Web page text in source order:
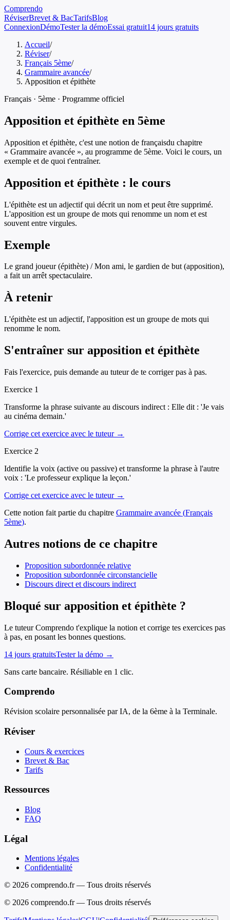
Comprendo
RéviserBrevet & BacTarifsBlog
ConnexionDémoTester la démoEssai gratuit14 jours gratuits
Accueil/
Réviser/
Français 5ème/
Grammaire avancée/
Apposition et épithète
Français · 5ème · Programme officiel
Apposition et épithète en 5ème
Apposition et épithète, c'est une notion de françaisdu chapitre
« Grammaire avancée », au programme de 5ème. Voici le cours, un
exemple et de quoi t'entraîner.
Apposition et épithète : le cours
L'épithète est un adjectif qui décrit un nom et peut être supprimé.
L'apposition est un groupe de mots qui renomme un nom et est
souvent entre virgules.
Exemple
Le grand joueur (épithète) / Mon ami, le gardien de but (apposition),
a fait un arrêt spectaculaire.
À retenir
L'épithète est un adjectif, l'apposition est un groupe de mots qui
renomme le nom.
S'entraîner sur apposition et épithète
Fais l'exercice, puis demande au tuteur de te corriger pas à pas.
Exercice 1
Transforme la phrase suivante au discours indirect : Elle dit : 'Je vais
au cinéma demain.'
Corrige cet exercice avec le tuteur →
Exercice 2
Identifie la voix (active ou passive) et transforme la phrase à l'autre
voix : 'Le professeur explique la leçon.'
Corrige cet exercice avec le tuteur →
Cette notion fait partie du chapitre Grammaire avancée (Français
5ème).
Autres notions de ce chapitre
Proposition subordonnée relative
Proposition subordonnée circonstancielle
Discours direct et discours indirect
Bloqué sur apposition et épithète ?
Le tuteur Comprendo t'explique la notion et corrige tes exercices pas
à pas, en posant les bonnes questions.
14 jours gratuitsTester la démo →
Sans carte bancaire. Résiliable en 1 clic.
Comprendo
Révision scolaire personnalisée par IA, de la 6ème à la Terminale.
Réviser
Cours & exercices
Brevet & Bac
Tarifs
Ressources
Blog
FAQ
Légal
Mentions légales
Confidentialité
© 2026 comprendo.fr — Tous droits réservés
© 2026 comprendo.fr — Tous droits réservés